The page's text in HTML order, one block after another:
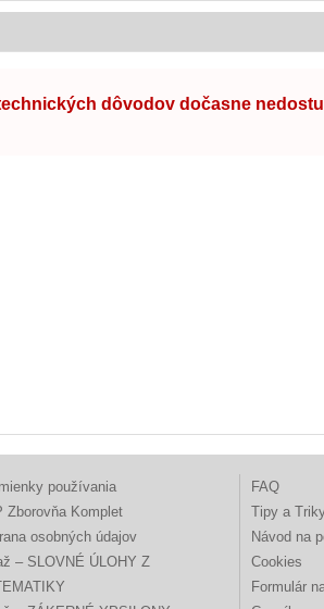
dôvodov dočasne
používania
Zborovňa Komplet
osobných údajov
– SLOVNÉ ÚLOHY Z
FAQ
Tipy a
Návod na
Cookies
Formulár